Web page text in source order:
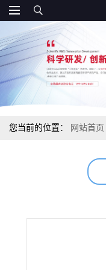
您当前的位置： 网站首页